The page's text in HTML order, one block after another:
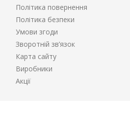
Політика повернення
Політика безпеки
Умови згоди
Зворотній зв’язок
Карта сайту
Виробники
Акції